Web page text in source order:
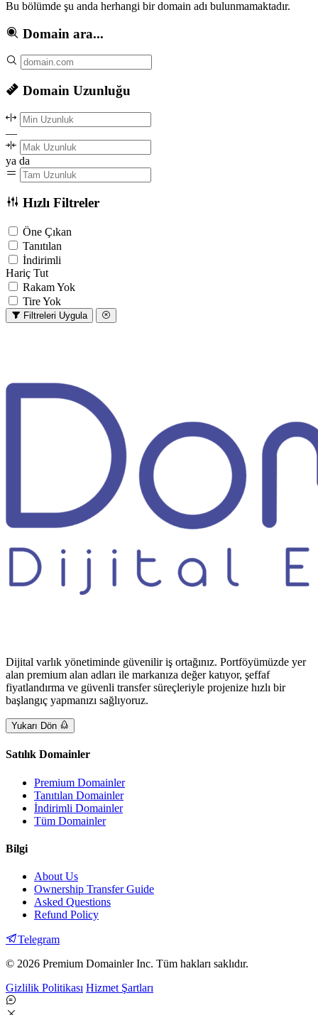
Bu bölümde şu anda herhangi bir domain adı bulunmamaktadır.
Domain ara...
Domain Uzunluğu
—
ya da
Hızlı Filtreler
Öne Çıkan
Tanıtılan
İndirimli
Hariç Tut
Rakam Yok
Tire Yok
Filtreleri Uygula
Dijital varlık yönetiminde güvenilir iş ortağınız. Portföyümüzde yer
alan premium alan adları ile markanıza değer katıyor, şeffaf
fiyatlandırma ve güvenli transfer süreçleriyle projenize hızlı bir
başlangıç yapmanızı sağlıyoruz.
Yukarı Dön
Satılık Domainler
Premium Domainler
Tanıtılan Domainler
İndirimli Domainler
Tüm Domainler
Bilgi
About Us
Ownership Transfer Guide
Asked Questions
Refund Policy
Telegram
© 2026 Premium Domainler Inc. Tüm hakları saklıdır.
Gizlilik Politikası Hizmet Şartları